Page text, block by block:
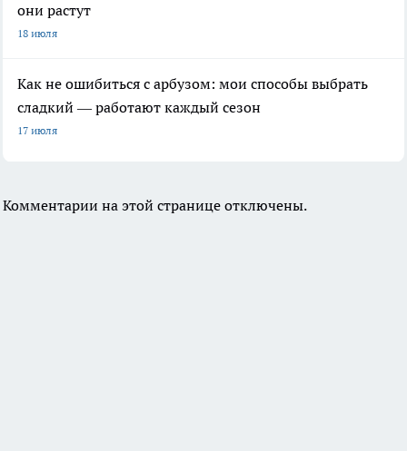
они растут
18 июля
Как не ошибиться с арбузом: мои способы выбрать
сладкий — работают каждый сезон
17 июля
Комментарии на этой странице отключены.